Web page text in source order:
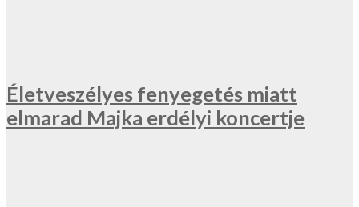
Életveszélyes fenyegetés miatt
elmarad Majka erdélyi koncertje